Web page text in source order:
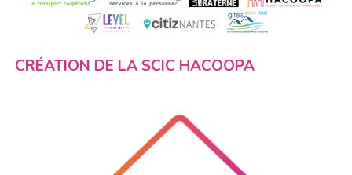
CRÉATION DE LA SCIC HACOOPA